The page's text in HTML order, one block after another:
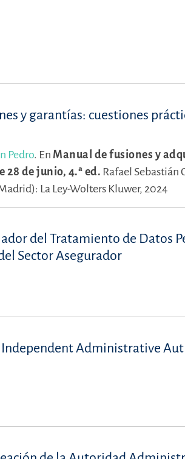
y garantías: cuestiones
Pedro. En Manual de fusiones y
28 de junio, 4.ª ed. Rafael Sebastián
La Ley-Wolters Kluwer, 2024
del Tratamiento de Datos
Sector Asegurador
Administrative